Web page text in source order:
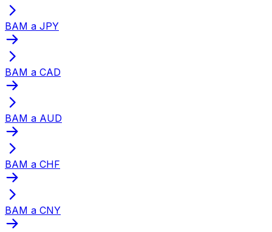
BAM a JPY
BAM a CAD
BAM a AUD
BAM a CHF
BAM a CNY